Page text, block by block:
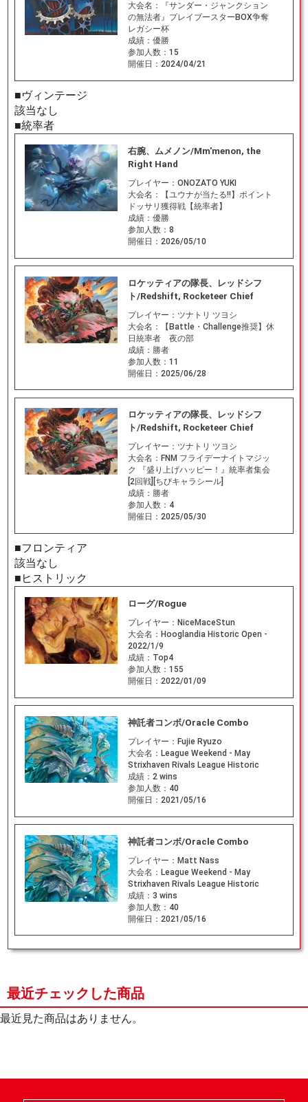
大会名：
『サンダー・ジャンクション
の無法者』プレイブースターBOX争奪
レガシー杯
成績： 優勝
参加人数： 15
開催日： 2024/04/21
■ヴィンテージ
該当なし
■統率者
右腕、ムメノン/Mm'menon, the
Right Hand
プレイヤー： ONOZATO YUKI
大会名：
【ユウナが当たる‼】ポイント
ドッサリ獲得戦【統率者】
成績： 優勝
参加人数： 8
開催日： 2026/05/10
ロケッティアの隊長、レッドシフ
ト/Redshift, Rocketeer Chief
プレイヤー： ツナトリ ツヨシ
大会名：
【Battle・Challenge推奨】休
日統率者 夜の部
成績： 勝者
参加人数： 11
開催日： 2025/06/28
ロケッティアの隊長、レッドシフ
ト/Redshift, Rocketeer Chief
プレイヤー： ツナトリ ツヨシ
大会名： FNM フライデーナイトマジッ
ク 『盛り上げハッピー！』統率者集会
[2回戦][ちびキャラシール]
成績： 勝者
参加人数： 4
開催日： 2025/05/30
■フロンティア
該当なし
■ヒストリック
ローグ/Rogue
プレイヤー： NiceMaceStun
大会名： Hooglandia Historic Open -
2022/1/9
成績： Top4
参加人数： 155
開催日： 2022/01/09
神託者コンボ/Oracle Combo
プレイヤー： Fujie Ryuzo
大会名： League Weekend - May
Strixhaven Rivals League Historic
成績： 2 wins
参加人数： 40
開催日： 2021/05/16
神託者コンボ/Oracle Combo
プレイヤー： Matt Nass
大会名： League Weekend - May
Strixhaven Rivals League Historic
成績： 3 wins
参加人数： 40
開催日： 2021/05/16
最近チェックした商品
最近見た商品はありません。